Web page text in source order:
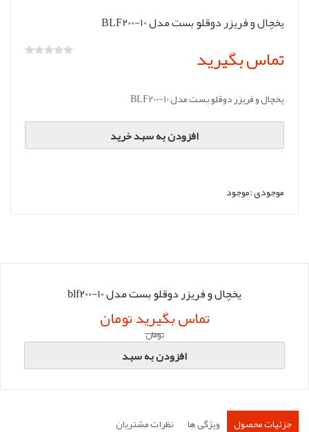
یخچال و فریزر دوقلو بست مدل BLF200-10
تماس بگیرید
یخچال و فریزر دوقلو بست مدل BLF200-10
افزودن به سبد خرید
موجودی :موجود
یخچال و فریزر دوقلو بست مدل blf200-10
تماس بگیرید تومان
تومان
افزودن به سبد
جزئیات محصول ویژگی ها نظرات مشتریان